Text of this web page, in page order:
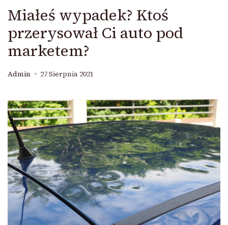
Miałeś wypadek? Ktoś
przerysował Ci auto pod
marketem?
Admin 27 Sierpnia 2021